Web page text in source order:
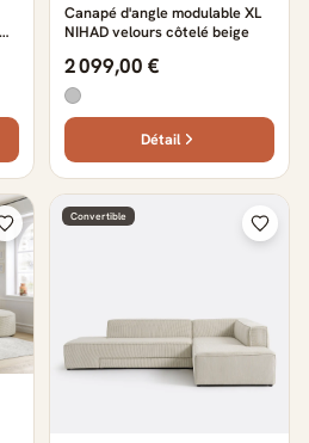
Canapé d'angle modulable XL
NIHAD velours côtelé beige
2 099,00 €
Détail
Convertible